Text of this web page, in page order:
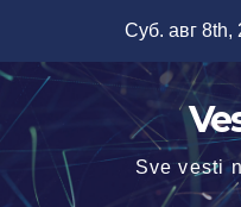
content
Суб. авг 8th,
Sve vesti